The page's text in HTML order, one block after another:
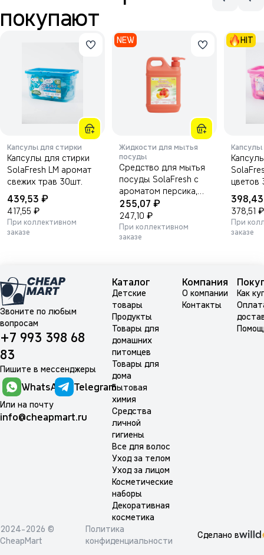
покупают
Капсулы для стирки
Капсулы для стирки
SolaFresh LM аромат
свежих трав 30шт.
439,53 ₽
417,55 ₽
При коллективном
заказе
NEW
Жидкости для мытья
посуды
Средство для мытья
посуды SolaFresh с
ароматом персика,
1500 мл.
255,07 ₽
247,10 ₽
При коллективном
заказе
HIT
Капсулы
цветов
378,51 ₽
При
заказе
Звоните по любым
вопросам
+7 993 398 68
83
Пишите в мессенджеры
WhatsApp Telegram
Или на почту
info@cheapmart.ru
Каталог
Детские
товары
Продукты
Товары для
домашних
питомцев
Товары для
дома
Бытовая
химия
Средства
личной
гигиены
Все для волос
Уход за телом
Уход за лицом
Косметические
наборы
Декоративная
косметика
Компания
О компании
Контакты
Как
2024-2026 ©
CheapMart
Политика
конфиденциальности
Сделано в